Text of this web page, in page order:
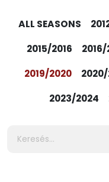
ALL SEASONS
2015/2016
2016/
2019/2020
2020/
2023/2024